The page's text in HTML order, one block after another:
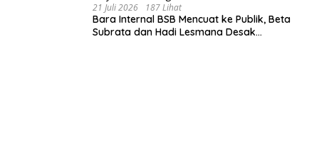
21 Juli 2026 187 Lihat
Bara Internal BSB Mencuat ke Publik, Beta
Subrata dan Hadi Lesmana Desak